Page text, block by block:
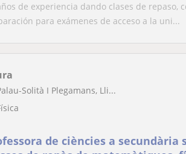
de experiencia dando clases de
para exámenes de acceso a la uni...
Solità I Plegamans, Lli...
de ciències a